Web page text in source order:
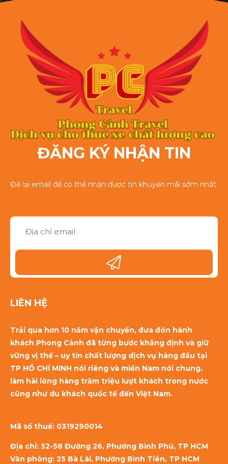
ĐĂNG KÝ NHẬN TIN
Để lại email để có thể nhận được tin khuyến mãi sớm nhất.
LIÊN HỆ
Trải qua hơn 10 năm vận chuyển, đưa đón hành
khách Phong Cảnh đã từng bước khẳng định và giữ
vững vị thế – uy tín chất lượng dịch vụ hàng đầu tại
TP HỒ CHÍ MINH nói riêng và miền Nam nói chung,
làm hài lòng hàng trăm triệu lượt khách trong nước
cũng như du khách quốc tế đến Việt Nam.
Mã số thuế: 0319290014
Địa chỉ: 52-58 Đường 26, Phường Bình Phú, TP HCM
Văn phòng: 25 Bà Lài, Phường Bình Tiên, TP HCM